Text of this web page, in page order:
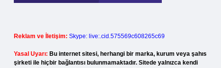
Reklam ve İletişim: Skype: live:.cid.575569c608265c69
Yasal Uyarı: Bu internet sitesi, herhangi bir marka, kurum veya şahıs
şirketi ile hiçbir bağlantısı bulunmamaktadır. Sitede yalnızca kendi